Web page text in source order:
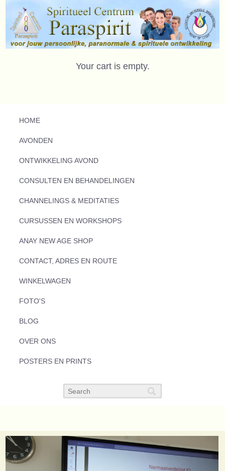
Your cart is empty.
HOME
AVONDEN
ONTWIKKELING AVOND
CONSULTEN EN BEHANDELINGEN
CHANNELINGS & MEDITATIES
CURSUSSEN EN WORKSHOPS
ANAY NEW AGE SHOP
CONTACT, ADRES EN ROUTE
WINKELWAGEN
FOTO'S
BLOG
OVER ONS
POSTERS EN PRINTS